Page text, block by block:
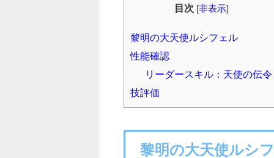
目次 [非表示
黎明の大天使ルシフェル
性能確認
リーダースキル：天使の伝令
技評価
黎明の大天使ルシ